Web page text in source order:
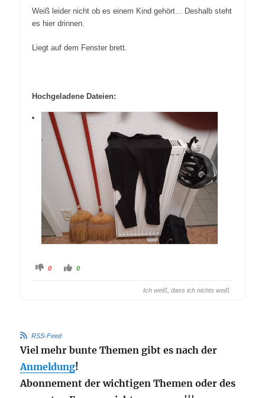
Weiß leider nicht ob es einem Kind gehört... Deshalb steht
es hier drinnen.
Liegt auf dem Fenster brett.
Hochgeladene Dateien:
Anklicken
für
0
Anklicken
für
0
Ich weiß, dass ich nichts weiß
RSS-Feed
Viel mehr bunte Themen gibt es nach der
Anmeldung!
Abonnement der wichtigen Themen oder des